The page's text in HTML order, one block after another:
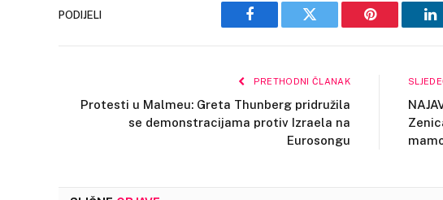
PODIJELI
Facebook Twitter Pinterest
PRETHODNI ČLANAK
Protesti u Malmeu: Greta Thunberg pridružila
se demonstracijama protiv Izraela na
Eurosongu